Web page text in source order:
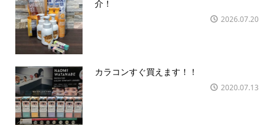
介！
2026.07.20
カラコンすぐ買えます！！
2020.07.13